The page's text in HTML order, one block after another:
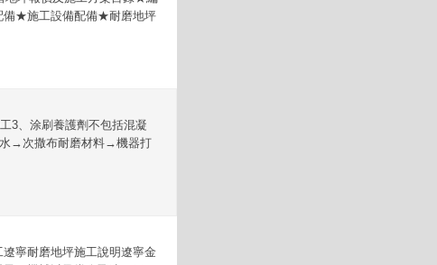
★施工設備配備★耐磨地坪
3、涂刷養護劑不包括混凝
水→次撒布耐磨材料→機器打
寧耐磨地坪施工說明遼寧金